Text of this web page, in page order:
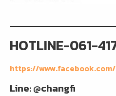
HOTLINE-061-
https://
Line: @changfi